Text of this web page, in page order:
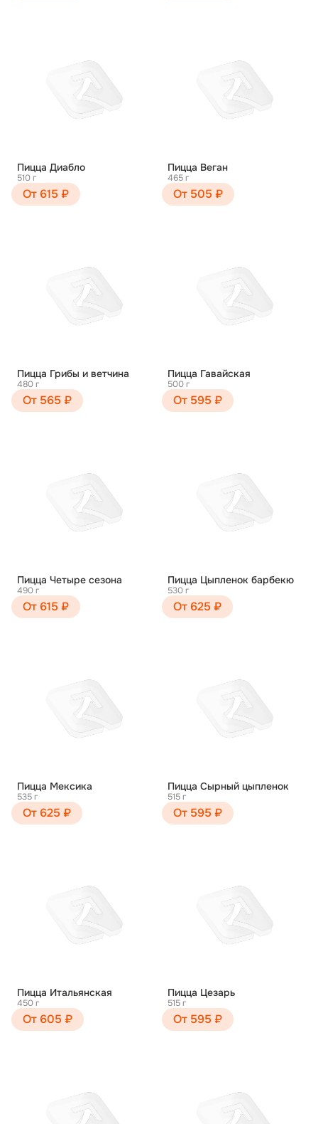
Пицца Диабло
510 г
От 615 ₽
Пицца Веган
465 г
От 505 ₽
Пицца Грибы и ветчина
480 г
От 565 ₽
Пицца Гавайская
500 г
От 595 ₽
Пицца Четыре сезона
490 г
От 615 ₽
Пицца Цыпленок барбекю
530 г
От 625 ₽
Пицца Мексика
535 г
От 625 ₽
Пицца Сырный цыпленок
515 г
От 595 ₽
Пицца Итальянская
450 г
От 605 ₽
Пицца Цезарь
515 г
От 595 ₽